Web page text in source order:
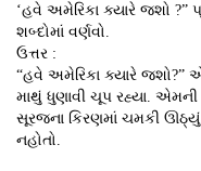
‘હવે અમેરિકા ક્યારે જશો ?”
શબ્દોમાં વર્ણવો.
ઉત્તર :
“હવે અમેરિકા ક્યારે જશો?”
માથું ધુણાવી ચૂપ રહ્યા.
સૂરજના કિરણમાં ચમકી
નહોતો.